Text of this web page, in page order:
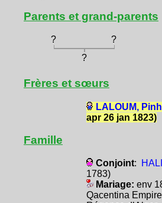
Parents et grand-parents
? ?
?
Frères et sœurs
LALOUM,
apr 26 jan 1823)
Famille
Conjoint:
1783)
Mariage: env
Qacentina